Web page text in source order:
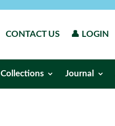
CONTACT US 👤 LOGIN
Collections Journal